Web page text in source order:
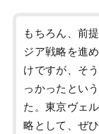
もちろん、前
ジア戦略を進
けですが、そ
っかったとい
た。東京ヴェ
略として、ぜ